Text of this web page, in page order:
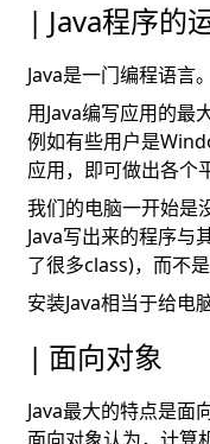
Java程序的
Java是一门编程语言。
用Java编写应用的最
例如有些用户是
应用，即可做出各个
我们的电脑一开始是
Java写出来的程序与
了很多class)，而不
安装Java相当于给电
面向对象
Java最大的特点是面